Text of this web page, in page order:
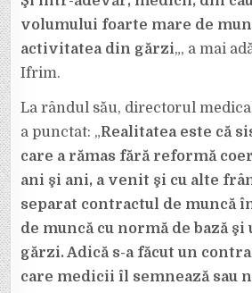
volumului foarte mare de
activitatea din gărzi„, a mai
Ifrim.
La rândul său, directorul
a punctat: „Realitatea este că
care a rămas fără reformă
ani şi ani, a venit şi cu alte
separat contractul de muncă
de muncă cu normă de bază
gărzi. Adică s-a făcut un
care medicii îl semnează sau